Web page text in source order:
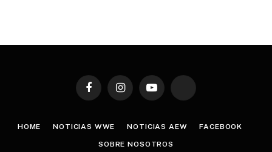
FacebookInstagramYouTube TikTok
HOME NOTICIAS WWE NOTICIAS AEW FACEBOOK
SOBRE NOSOTROS